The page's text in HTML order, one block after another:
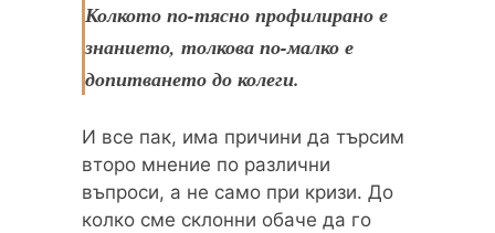
Колкото по-тясно профилирано е
знанието, толкова по-малко е
допитването до колеги.
И все пак, има причини да търсим
второ мнение по различни
въпроси, а не само при кризи. До
колко сме склонни обаче да го